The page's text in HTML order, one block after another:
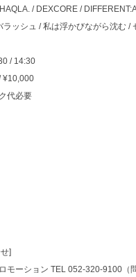
/ DEXCORE /
ッシュ / 私は浮かびながら沈む /
/ 14:30
¥10,000
代必要
]
モーション TEL 052-320-9100（問